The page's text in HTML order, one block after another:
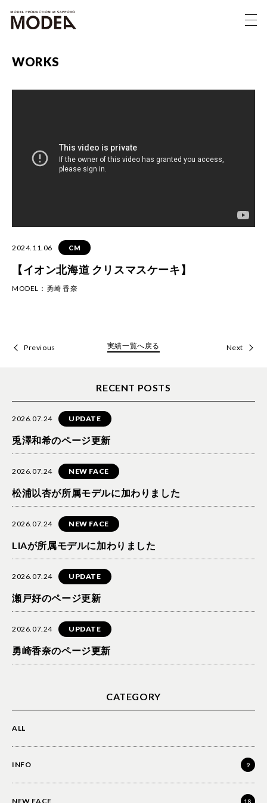
WORKS
2024.11.06 CM
【イオン北海道 クリスマスケーキ】
MODEL： 勇崎 香奈
Previous 実績一覧へ戻る Next
RECENT POSTS
2026.07.24 UPDATE
兎澤和希のページ更新
2026.07.24 NEW FACE
松浦以杏が所属モデルに加わりました
2026.07.24 NEW FACE
LIAが所属モデルに加わりました
2026.07.24 UPDATE
瀬戸好のページ更新
2026.07.24 UPDATE
勇崎香奈のページ更新
CATEGORY
ALL
INFO 9
NEW FACE 18